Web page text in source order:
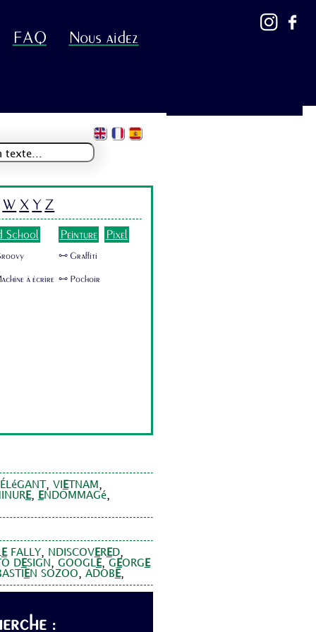
FAQ Nous aidez
W X Y Z
School
à écrire
Peinture
🜺 Graffiti
🜺 Pochoir
Pixel
ÉLéGANT , VI ETNAM ,
E, ENDOMMAGé,
EFALLY, NDISCOV ERED,
DESIGN , GOOGLE, G EORG E
EN SOZOO, ADOB E,
: